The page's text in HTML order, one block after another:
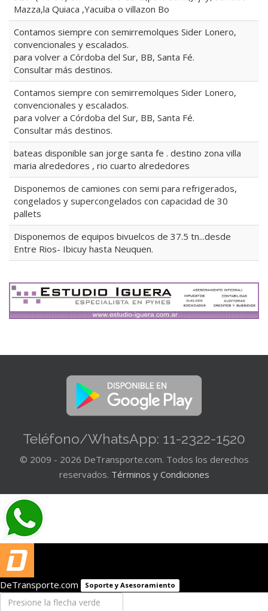
Mazza,la Quiaca ,Yacuiba o villazon Bo
Contamos siempre con semirremolques Sider Lonero,
convencionales y escalados.
para volver a Córdoba del Sur, BB, Santa Fé.
Consultar más destinos.
Contamos siempre con semirremolques Sider Lonero,
convencionales y escalados.
para volver a Córdoba del Sur, BB, Santa Fé.
Consultar más destinos.
bateas disponible san jorge santa fe . destino zona villa
maria alrededores , rio cuarto alrededores
Disponemos de camiones con semi para refrigerados,
congelados y supercongelados con capacidad de 30
pallets
Disponemos de equipos bivuelcos de 37.5 tn...desde
Entre Rios- Ibicuy hasta Neuquen.
Teléfono/WhatsApp: 11-2322-1520
© 2009 - 2026 DeTransporte.com. Todos los derechos
reservados. Términos y Condiciones
DeTransporte.com Soporte y Asesoramiento